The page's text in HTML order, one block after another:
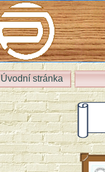
Úvodní stránka